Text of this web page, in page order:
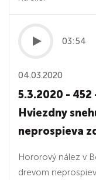
03:54
04.03.2020
5.3.2020 -
Hviezdny
neprospieva
Hororový nález v
drevom